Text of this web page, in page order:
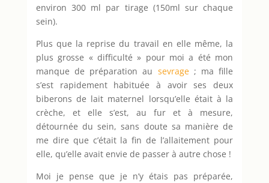
environ 300 ml par tirage (150ml sur chaque
sein).
Plus que la reprise du travail en elle même, la
plus grosse « difficulté » pour moi a été mon
manque de préparation au sevrage ; ma fille
s’est rapidement habituée à avoir ses deux
biberons de lait maternel lorsqu’elle était à la
crèche, et elle s’est, au fur et à mesure,
détournée du sein, sans doute sa manière de
me dire que c’était la fin de l’allaitement pour
elle, qu’elle avait envie de passer à autre chose !
Moi je pense que je n’y étais pas préparée,